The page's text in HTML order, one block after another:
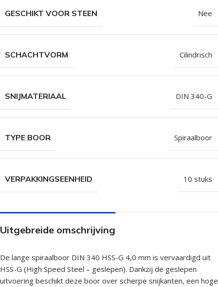
GESCHIKT VOOR STEEN Nee
SCHACHTVORM Cilindrisch
SNIJMATERIAAL DIN 340-G
TYPE BOOR Spiraalboor
VERPAKKINGSEENHEID 10 stuks
Uitgebreide omschrijving
De lange spiraalboor DIN 340 HSS-G 4,0 mm is vervaardigd uit
HSS-G (High Speed Steel – geslepen). Dankzij de geslepen
uitvoering beschikt deze boor over scherpe snijkanten, een hoge